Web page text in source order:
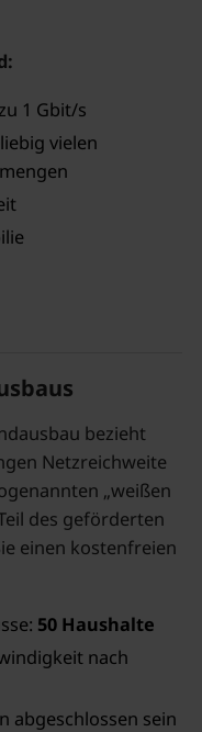
1 Gbit/s
vielen
bezieht
Netzreichweite
„weißen
des geförderten
einen kostenfreien
50 Haushalte
nach
abgeschlossen sein